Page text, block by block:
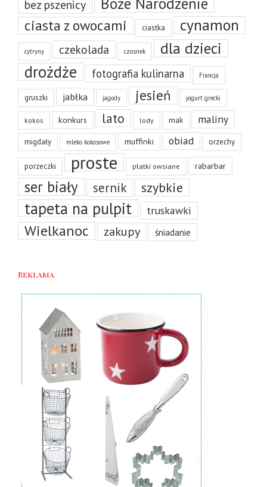
bez pszenicy
ciasta z owocami ciastka cynamon
cytryny czekolada czosnek dla dzieci
drożdże fotografia kulinarna Francja
gruszki jabłka jagody jesień jogurt grecki
kokos konkurs lato lody mak maliny
migdały mleko kokosowe muffinki obiad orzechy
porzeczki proste płatki owsiane rabarbar
ser biały sernik szybkie
tapeta na pulpit truskawki
Wielkanoc zakupy śniadanie
Reklama